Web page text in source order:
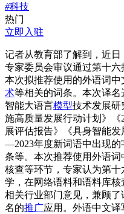
#科技
热门
立即入驻
记者从教育部了解到，近
专家委员会审议通过第十六
本次拟推荐使用的外语词
术等相关的词条。本次译
智能大语言模型技术发展研
施高质量发展行动计划》
展评估报告》《具身智能发
—2023年度新词语中出现的
条等。本次推荐使用外语
核查等环节，专家认为第
学，在网络语料和语料库
相关行业部门意见，兼顾
名的推广应用。外语中文